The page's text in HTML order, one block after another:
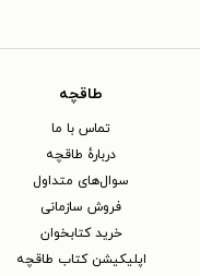
طاقچه
تماس با ما
دربارهٔ طاقچه
سوال‌های متداول
فروش سازمانی
خرید کتابخوان
اپلیکیشن کتاب طاقچه